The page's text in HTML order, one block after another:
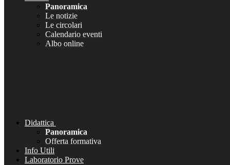
Panoramica
Le notizie
Le circolari
Calendario eventi
Albo online
Didattica
Panoramica
Offerta formativa
Info Utili
Laboratorio Prove